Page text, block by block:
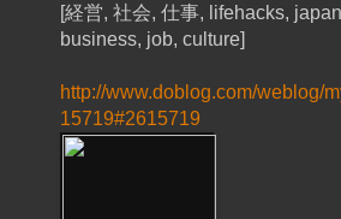
[経営, 社会, 仕事, lifehacks,
business, job, culture]
http://www.doblog.com/weblog/
15719#2615719